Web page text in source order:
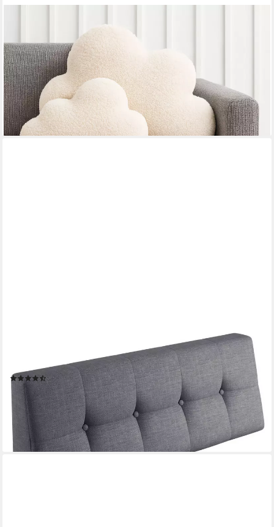
Dekokissen DEKOKISSEN Boucle Kuschelkissen Herz Wolke
GROß 40x25, XXL 60x35 cm, Wolkenkissen Deko Kissen
Geschenk Baby Kinderzimmer Babyshower
25,99 € UVP29,99 €
-13%
lieferbar - in 3-4 Werktagen bei dir
Rückenkissen Palettenkissen gesteppt Rückenkissen
120x40x20/10cm, Grau
(23)
46,71 € 58,38 €
-20%
lieferbar - in 5-6 Werktagen bei dir
+6